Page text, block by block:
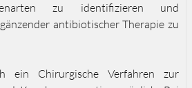
zu identifizieren und
antibiotischer Therapie zu
ein Chirurgische Verfahren zur